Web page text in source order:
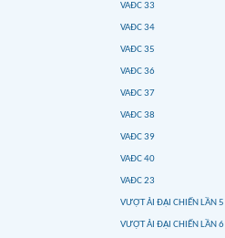
VAĐC 33
VAĐC 34
VAĐC 35
VAĐC 36
VAĐC 37
VAĐC 38
VAĐC 39
VAĐC 40
VAĐC 23
VƯỢT ẢI ĐẠI CHIẾN LẦN 5
VƯỢT ẢI ĐẠI CHIẾN LẦN 6